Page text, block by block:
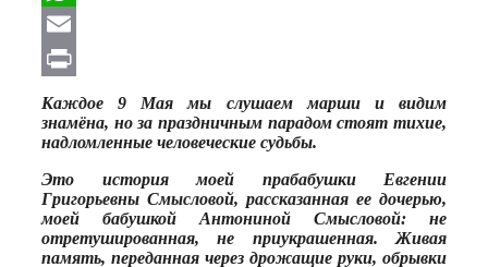
WhatsApp
Email
Print
Каждое 9 Мая мы слушаем марши и видим
знамёна, но за праздничным парадом стоят тихие,
надломленные человеческие судьбы.
Это история моей прабабушки Евгении
Григорьевны Смысловой, рассказанная ее дочерью,
моей бабушкой Антониной Смысловой: не
отретушированная, не приукрашенная. Живая
память, переданная через дрожащие руки, обрывки